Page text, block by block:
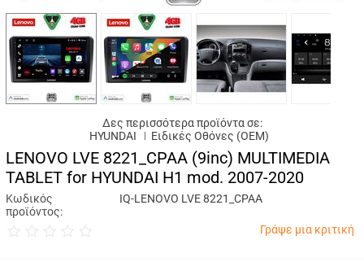
Δες περισσότερα προϊόντα σε:
HYUNDAI
Ειδικές Oθόνες (OEM)
LENOVO LVE 8221_CPAA (9inc) MULTIMEDIA
TABLET for HYUNDAI H1 mod. 2007-2020
Κωδικός
προϊόντος:
IQ-LENOVO LVE 8221_CPAA
Γράψε μια κριτική